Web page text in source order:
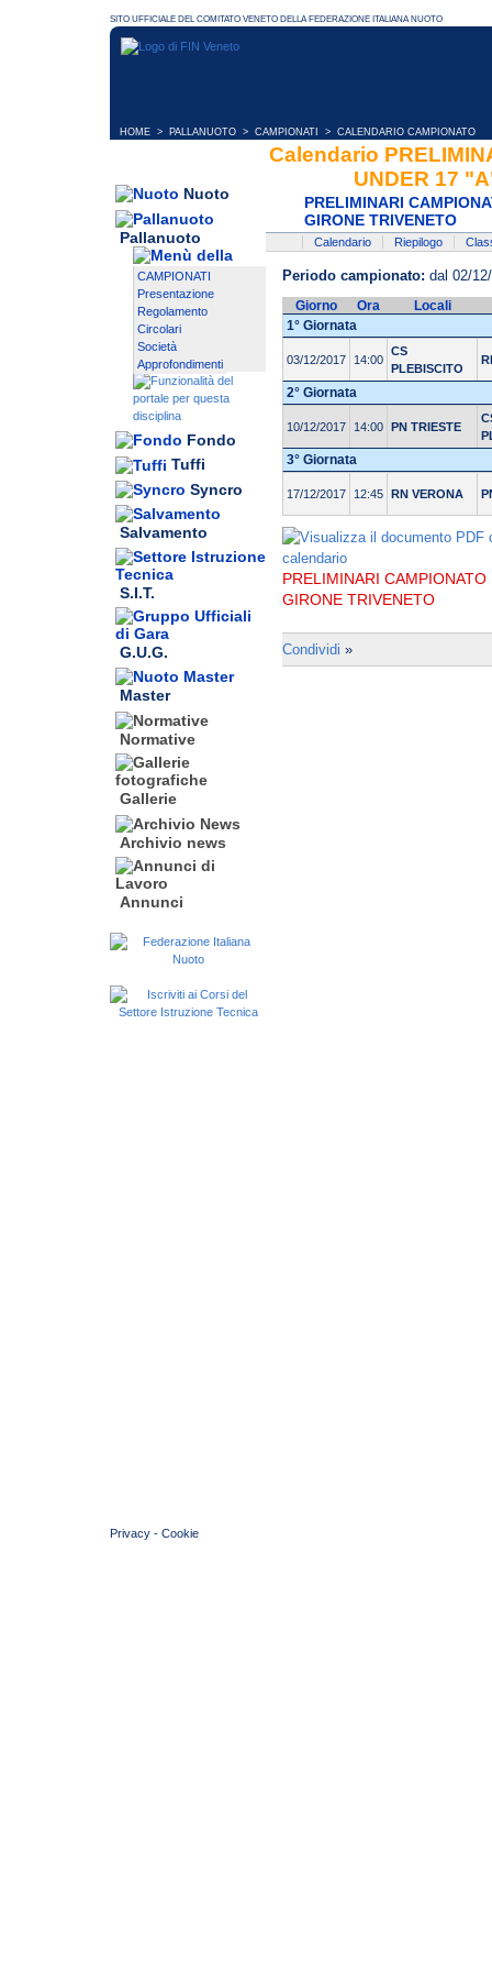
HOME > PALLANUOTO > CAMPIONATI > CALENDARIO CAMPIONATO
Nuoto
Pallanuoto
CAMPIONATI
Presentazione
Regolamento
Circolari
Società
Approfondimenti
Fondo
Tuffi
Syncro
Salvamento
S.I.T.
G.U.G.
Master
Normative
Gallerie
Archivio news
Annunci
Calendario
UNDER 17
PRELIMINARI
GIRONE TRIVENETO
Calendario Riepilogo
Periodo campionato: dal 02/
Giorno Ora
Locali
1° Giornata
03/12/2017 14:00
CS
PLEBISCITO
2° Giornata
10/12/2017 14:00 PN TRIESTE
3° Giornata
17/12/2017 12:45 RN VERONA
PRELIMINARI
GIRONE TRIVENETO
Condividi »
Privacy - Cookie